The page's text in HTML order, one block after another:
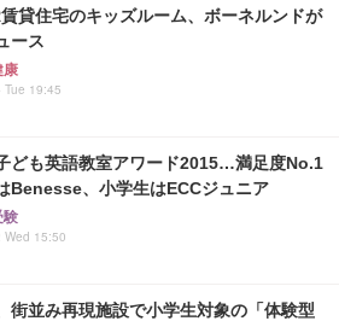
貸住宅のキッズルーム、ボーネルンドが
ース
康
19:45
ども英語教室アワード2015…満足度No.1
Benesse、小学生はECCジュニア
験
15:50
街並み再現施設で小学生対象の「体験型